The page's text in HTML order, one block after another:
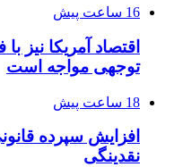
16 ساعت پیش
اقتصاد آمریکا نیز
توجهی مواجه است
18 ساعت پیش
افزایش سپرده
نقدینگی